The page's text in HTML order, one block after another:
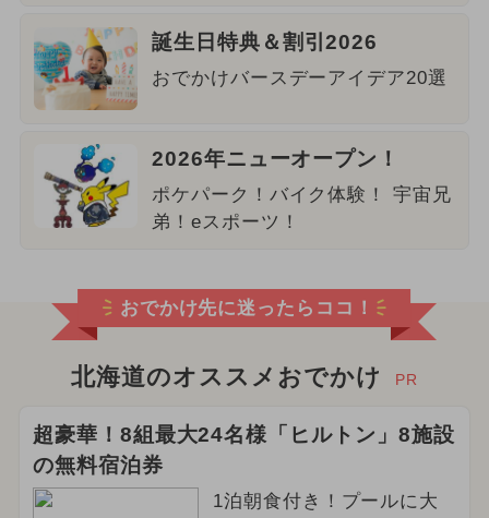
誕生日特典＆割引2026
おでかけバースデーアイデア20選
2026年ニューオープン！
ポケパーク！バイク体験！ 宇宙兄
弟！eスポーツ！
おでかけ先に迷ったらココ！
北海道のオススメおでかけ PR
超豪華！8組最大24名様「ヒルトン」8施設
の無料宿泊券
1泊朝食付き！プールに大